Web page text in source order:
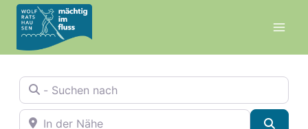
Zum
Inhalt
springen
- Suchen nach
In der Nähe